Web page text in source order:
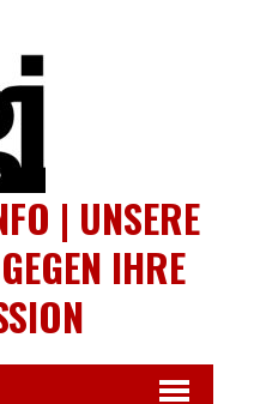
| UNSERE
IHRE